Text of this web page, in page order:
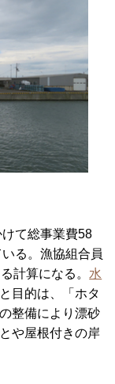
て総事業費58
る。漁協組合員
計算になる。 水
目的は、「ホタ
整備により漂砂
や屋根付きの岸